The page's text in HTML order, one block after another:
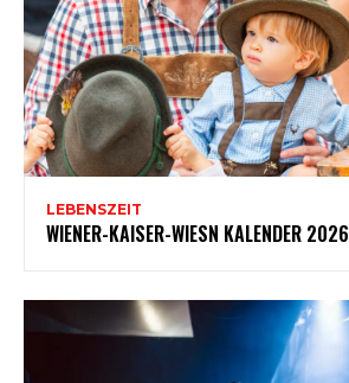
LEBENSZEIT
WIENER-KAISER-WIESN KALENDER 2026